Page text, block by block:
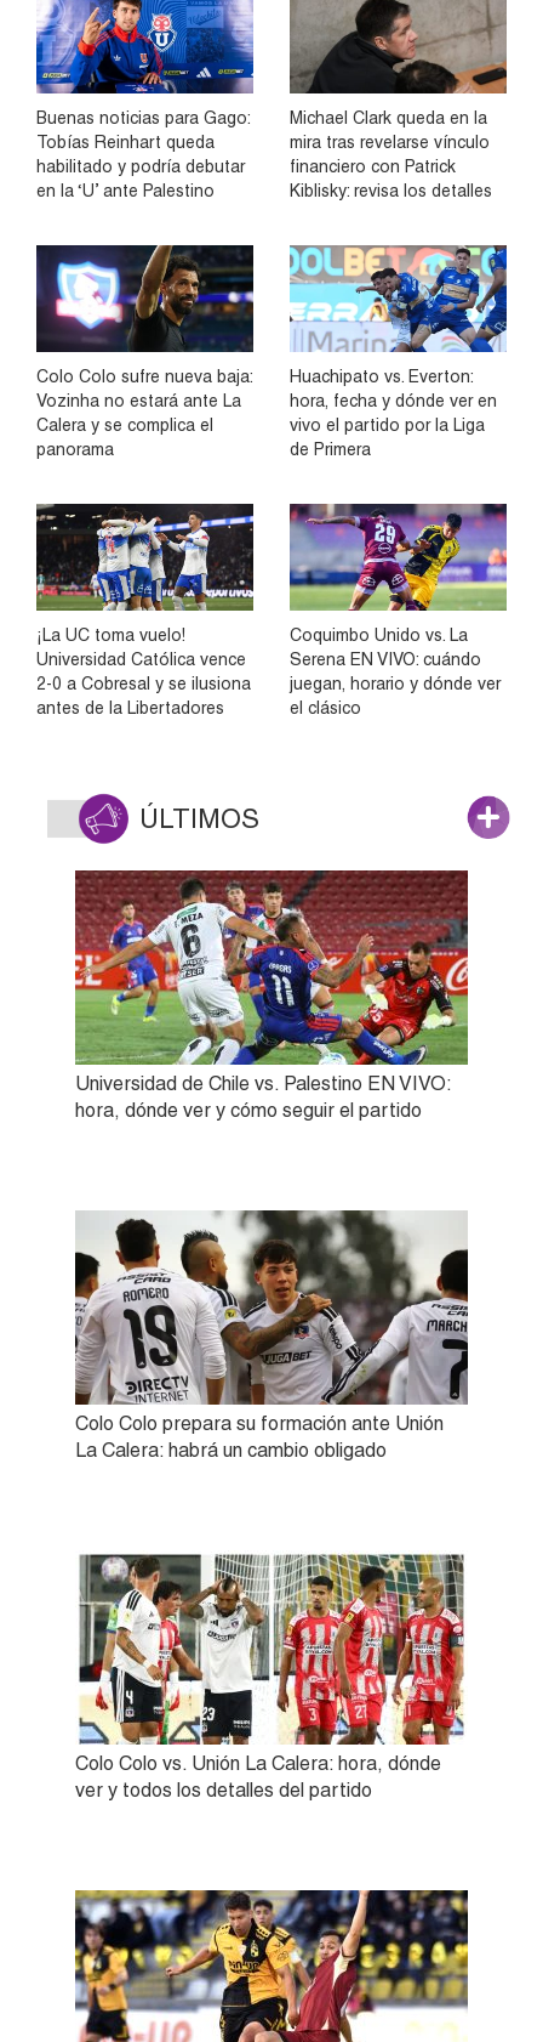
Buenas noticias para Gago:
Tobías Reinhart queda
habilitado y podría debutar
en la ‘U’ ante Palestino
Michael Clark queda en la
mira tras revelarse vínculo
financiero con Patrick
Kiblisky: revisa los detalles
Colo Colo sufre nueva baja:
Vozinha no estará ante La
Calera y se complica el
panorama
Huachipato vs. Everton:
hora, fecha y dónde ver en
vivo el partido por la Liga
de Primera
¡La UC toma vuelo!
Universidad Católica vence
2-0 a Cobresal y se ilusiona
antes de la Libertadores
Coquimbo Unido vs. La
Serena EN VIVO: cuándo
juegan, horario y dónde ver
el clásico
ÚLTIMOS
Universidad de Chile vs. Palestino EN VIVO:
hora, dónde ver y cómo seguir el partido
Colo Colo prepara su formación ante Unión
La Calera: habrá un cambio obligado
Colo Colo vs. Unión La Calera: hora, dónde
ver y todos los detalles del partido